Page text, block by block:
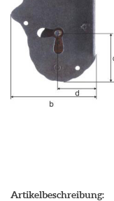
Artikelbeschreibung: